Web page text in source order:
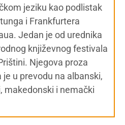
jeziku kao podlistak
i Frankfurtera
Jedan je od urednika
književnog festivala
Njegova proza
je u prevodu na albanski,
makedonski i nemački